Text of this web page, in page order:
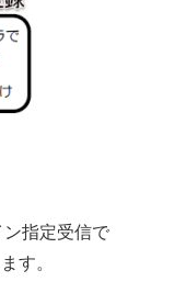
指定受信で
す。